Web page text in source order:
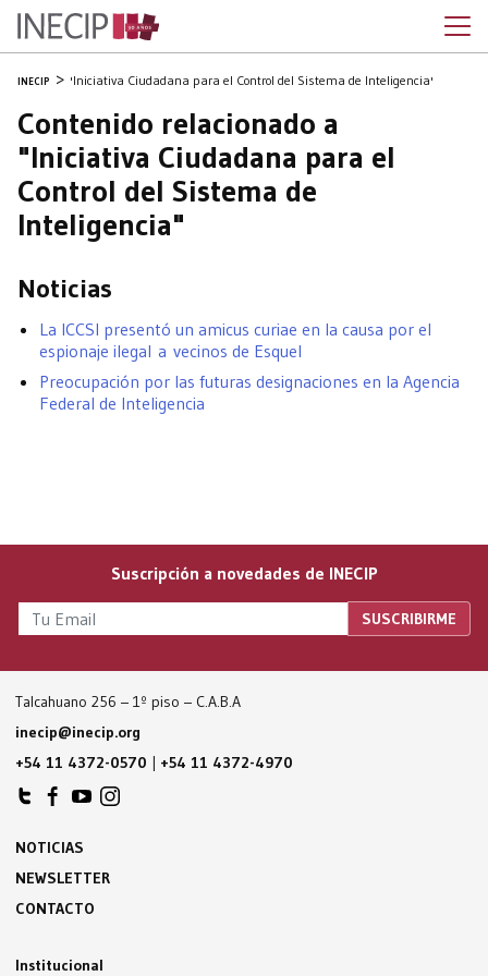
INECIP 'Iniciativa Ciudadana para el Control del Sistema de Inteligencia'
Contenido relacionado a
"Iniciativa Ciudadana para el
Control del Sistema de
Inteligencia"
Noticias
La ICCSI presentó un amicus curiae en la causa por el
espionaje ilegal a vecinos de Esquel
Preocupación por las futuras designaciones en la Agencia
Federal de Inteligencia
Suscripción a novedades de INECIP
Talcahuano 256 – 1º piso – C.A.B.A
inecip@inecip.org
+54 11 4372-0570 | +54 11 4372-4970
NOTICIAS
NEWSLETTER
CONTACTO
Institucional